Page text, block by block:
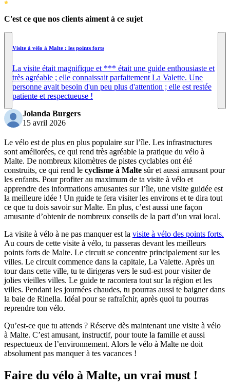
C'est ce que nos clients aiment à ce sujet
Visite à vélo à Malte : les points forts
La visite était magnifique et *** était une guide enthousiaste et
très agréable ; elle connaissait parfaitement La Valette. Une
personne avait besoin d'un peu plus d'attention ; elle est restée
patiente et respectueuse !
Jolanda Burgers
15 avril 2026
Le vélo est de plus en plus populaire sur l’île. Les infrastructures
sont améliorées, ce qui rend très agréable la pratique du vélo à
Malte. De nombreux kilomètres de pistes cyclables ont été
construits, ce qui rend le cyclisme à Malte sûr et aussi amusant pour
les enfants. Pour profiter au maximum de ta visite à vélo et
apprendre des informations amusantes sur l’île, une visite guidée est
la meilleure idée ! Un guide te fera visiter les environs et te dira tout
ce que tu dois savoir sur Malte. En plus, c’est aussi une façon
amusante d’obtenir de nombreux conseils de la part d’un vrai local.
La visite à vélo à ne pas manquer est la visite à vélo des points forts.
Au cours de cette visite à vélo, tu passeras devant les meilleurs
points forts de Malte. Le circuit se concentre principalement sur les
villes. Le circuit commence dans la capitale, La Valette. Après un
tour dans cette ville, tu te dirigeras vers le sud-est pour visiter de
jolies vieilles villes. Le guide te racontera tout sur la région et les
villes. Pendant les journées chaudes, tu pourras aussi te baigner dans
la baie de Rinella. Idéal pour se rafraîchir, après quoi tu pourras
reprendre ton vélo.
Qu’est-ce que tu attends ? Réserve dès maintenant une visite à vélo
à Malte. C’est amusant, instructif, pour toute la famille et aussi
respectueux de l’environnement. Alors le vélo à Malte ne doit
absolument pas manquer à tes vacances !
Faire du vélo à Malte, un vrai must !